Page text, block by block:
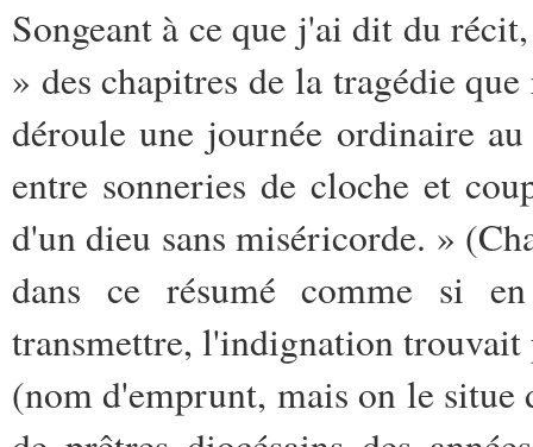
Songeant à ce que j'ai dit du
» des chapitres de la tragédie
déroule une journée ordinaire
entre sonneries de cloche et
d'un dieu sans miséricorde. »
dans ce résumé comme si
transmettre, l'indignation trouvait
(nom d'emprunt, mais on le situe